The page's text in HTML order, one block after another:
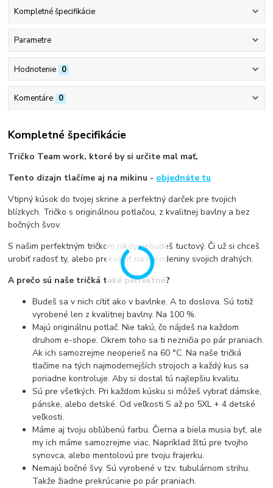
Kompletné špecifikácie
Parametre
Hodnotenie 0
Komentáre 0
Kompletné špecifikácie
Tričko Team work, ktoré by si určite mal mať,
Tento dizajn tlačíme aj na mikinu - objednáte tu
Vtipný kúsok do tvojej skrine a perfektný darček pre tvojich
blízkych. Tričko s originálnou potlačou, z kvalitnej bavlny a bez
bočných švov.
S našim perfektným tričkom nikdy nebudeš tuctový. Či už si chceš
urobiť radosť ty, alebo prekvapiť na narodeniny svojich drahých.
A prečo sú naše tričká také perfektné?
Budeš sa v nich cítiť ako v bavlnke. A to doslova. Sú totiž
vyrobené len z kvalitnej bavlny. Na 100 %.
Majú originálnu potlač. Nie takú, čo nájdeš na každom
druhom e-shope. Okrem toho sa ti nezničia po pár praniach.
Ak ich samozrejme neoperieš na 60 °C. Na naše tričká
tlačíme na tých najmodernejších strojoch a každý kus sa
poriadne kontroluje. Aby si dostal tú najlepšiu kvalitu.
Sú pre všetkých. Pri každom kúsku si môžeš vybrať dámske,
pánske, alebo detské. Od veľkosti S až po 5XL + 4 detské
veľkosti.
Máme aj tvoju obľúbenú farbu. Čierna a biela musia byť, ale
my ich máme samozrejme viac. Napríklad žltú pre tvojho
synovca, alebo mentolovú pre tvoju frajerku.
Nemajú bočné švy. Sú vyrobené v tzv. tubulárnom strihu.
Takže žiadne prekrúcanie po pár praniach.